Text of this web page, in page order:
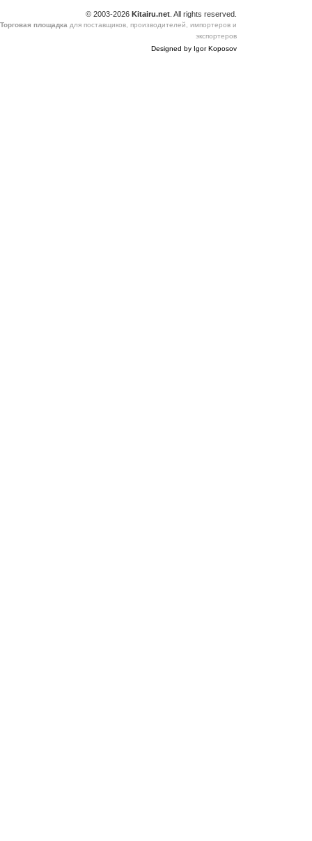
© 2003-2026 Kitairu.net . All rights reserved.
Торговая площадка для поставщиков, производителей, импортеров и
экспортеров
Designed by Igor Koposov